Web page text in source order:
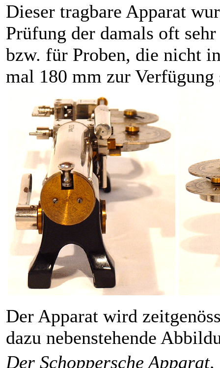
Dieser tragbare Apparat
Prüfung der damals oft
bzw. für Proben, die nicht
mal 180 mm zur Verfügung
Der Apparat wird
dazu nebenstehende
Der Schoppersche